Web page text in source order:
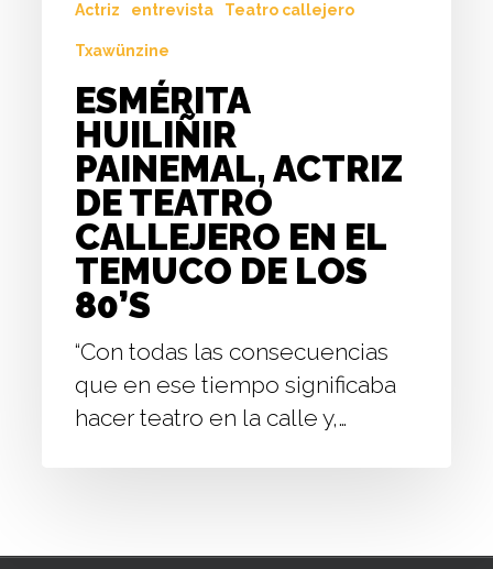
TEMUCO
LOS
80’S
Actriz entrevista Teatro callejero
Txawünzine
ESMÉRITA
HUILIÑIR
PAINEMAL, ACTRIZ
DE TEATRO
CALLEJERO EN EL
TEMUCO DE LOS
80’S
“Con todas las consecuencias
que en ese tiempo significaba
hacer teatro en la calle y,…